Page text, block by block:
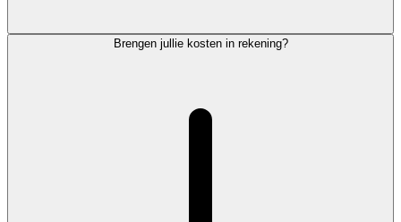
Brengen jullie kosten in rekening?